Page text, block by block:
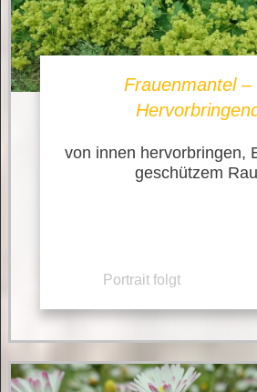
Frauenmantel –
von innen hervorbringen,
geschützem
Portrait folgt